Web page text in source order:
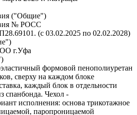
("Общие")
№ РОСС
(с 03.02.2025 по 02.02.2028)
г.Уфа
формовой пенополиуретан
сверху на каждом блоке
каждый блок в отдельности
спанбонда. Чехол -
исполнения: основа трикотажное
паропроницаемой